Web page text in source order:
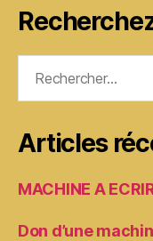
Articles
MACHINE A
Don d’une